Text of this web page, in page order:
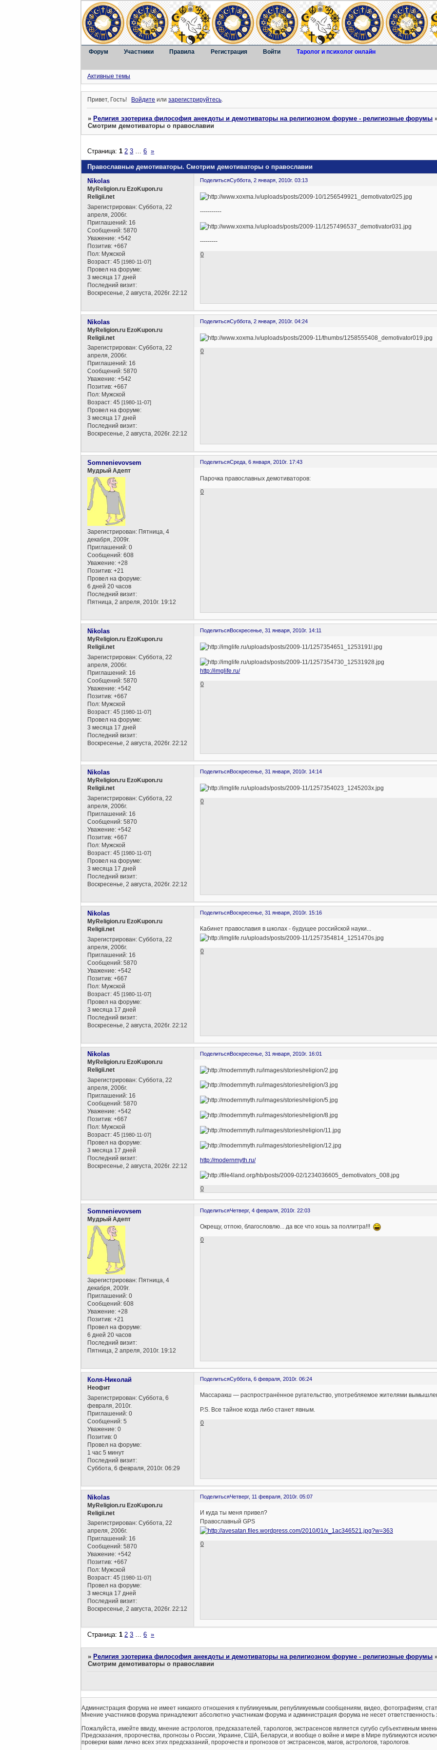
Форум Участники Правила Регистрация Войти Таролог и психолог онлайн
Активные темы
Привет, Гость! Войдите илизарегистрируйтесь.
»Религия эзотерика философия анекдоты и демотиваторы на религиозном форуме - религиозные форумы
Смотрим демотиваторы о православии
Православные демотиваторы. Смотрим демотиваторы о православии
Страница:1 2 3 6 »
ПоделитьсяСуббота, 2 января, 2010г. 03:13
Nikolas
MyReligion.ru EzoKupon.ru
Religii.net
Зарегистрирован: Суббота, 22
апреля, 2006г.
Приглашений: 16
Сообщений: 5870
Уважение: +542
Позитив: +667
Пол: Мужской
Возраст: 45[1980-11-07]
Провел на форуме:
3 месяца 17 дней
Последний визит:
Воскресенье, 2 августа, 2026г. 22:12
-----------
---------
0
ПоделитьсяСуббота, 2 января, 2010г. 04:24
Nikolas
MyReligion.ru EzoKupon.ru
Religii.net
Зарегистрирован: Суббота, 22
апреля, 2006г.
Приглашений: 16
Сообщений: 5870
Уважение: +542
Позитив: +667
Пол: Мужской
Возраст: 45[1980-11-07]
Провел на форуме:
3 месяца 17 дней
Последний визит:
Воскресенье, 2 августа, 2026г. 22:12
0
ПоделитьсяСреда, 6 января, 2010г. 17:43
Somnenievovsem
Мудрый Адепт
Зарегистрирован: Пятница, 4
декабря, 2009г.
Приглашений: 0
Сообщений: 608
Уважение: +28
Позитив: +21
Провел на форуме:
6 дней 20 часов
Последний визит:
Пятница, 2 апреля, 2010г. 19:12
Парочка православных демотиваторов:
0
ПоделитьсяВоскресенье, 31 января, 2010г. 14:11
Nikolas
MyReligion.ru EzoKupon.ru
Religii.net
Зарегистрирован: Суббота, 22
апреля, 2006г.
Приглашений: 16
Сообщений: 5870
Уважение: +542
Позитив: +667
Пол: Мужской
Возраст: 45[1980-11-07]
Провел на форуме:
3 месяца 17 дней
Последний визит:
Воскресенье, 2 августа, 2026г. 22:12
http://imglife.ru/
0
ПоделитьсяВоскресенье, 31 января, 2010г. 14:14
Nikolas
MyReligion.ru EzoKupon.ru
Religii.net
Зарегистрирован: Суббота, 22
апреля, 2006г.
Приглашений: 16
Сообщений: 5870
Уважение: +542
Позитив: +667
Пол: Мужской
Возраст: 45[1980-11-07]
Провел на форуме:
3 месяца 17 дней
Последний визит:
Воскресенье, 2 августа, 2026г. 22:12
0
ПоделитьсяВоскресенье, 31 января, 2010г. 15:16
Nikolas
MyReligion.ru EzoKupon.ru
Religii.net
Зарегистрирован: Суббота, 22
апреля, 2006г.
Приглашений: 16
Сообщений: 5870
Уважение: +542
Позитив: +667
Пол: Мужской
Возраст: 45[1980-11-07]
Провел на форуме:
3 месяца 17 дней
Последний визит:
Воскресенье, 2 августа, 2026г. 22:12
Кабинет православия в школах - будущее российской науки...
0
ПоделитьсяВоскресенье, 31 января, 2010г. 16:01
Nikolas
MyReligion.ru EzoKupon.ru
Religii.net
Зарегистрирован: Суббота, 22
апреля, 2006г.
Приглашений: 16
Сообщений: 5870
Уважение: +542
Позитив: +667
Пол: Мужской
Возраст: 45[1980-11-07]
Провел на форуме:
3 месяца 17 дней
Последний визит:
Воскресенье, 2 августа, 2026г. 22:12
http://modernmyth.ru/
0
ПоделитьсяЧетверг, 4 февраля, 2010г. 22:03
Somnenievovsem
Мудрый Адепт
Зарегистрирован: Пятница, 4
декабря, 2009г.
Приглашений: 0
Сообщений: 608
Уважение: +28
Позитив: +21
Провел на форуме:
6 дней 20 часов
Последний визит:
Пятница, 2 апреля, 2010г. 19:12
Окрещу, отпою, благословлю... да все что хошь за поллитра!!!
0
ПоделитьсяСуббота, 6 февраля, 2010г. 06:24
Коля-Николай
Неофит
Зарегистрирован: Суббота, 6
февраля, 2010г.
Приглашений: 0
Сообщений: 5
Уважение: 0
Позитив: 0
Провел на форуме:
1 час 5 минут
Последний визит:
Суббота, 6 февраля, 2010г. 06:29
Массаракш — распространённое ругательство, употребляемое жителями
P.S. Все тайное когда либо станет явным.
0
ПоделитьсяЧетверг, 11 февраля, 2010г. 05:07
Nikolas
MyReligion.ru EzoKupon.ru
Religii.net
Зарегистрирован: Суббота, 22
апреля, 2006г.
Приглашений: 16
Сообщений: 5870
Уважение: +542
Позитив: +667
Пол: Мужской
Возраст: 45[1980-11-07]
Провел на форуме:
3 месяца 17 дней
Последний визит:
Воскресенье, 2 августа, 2026г. 22:12
И куда ты меня привел?
Православный GPS
0
Страница:1 2 3 6 »
» Религия эзотерика философия анекдоты и демотиваторы на религиозном форуме - религиозные форумы
Смотрим демотиваторы о православии
Администрация форума не имеет никакого отношения к публикуемым, републикуемым сообщениям, видео, фотографиям,
Мнение участников форума принадлежит абсолютно участникам форума и администрация форума не несет
Пожалуйста, имейте ввиду, мнение астрологов, предсказателей, тарологов, экстрасенсов является сугубо субъективным
Предсказания, пророчества, прогнозы о России, Украине, США, Беларуси, и вообще о войне и мире в Мире публикуются
проверки вами лично всех этих предсказаний, пророчеств и прогнозов от экстрасенсов, магов, астрологов, тарологов.